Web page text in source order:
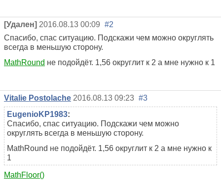
[Удален] 2016.08.13 00:09 #2
Спасибо, спас ситуацию. Подскажи чем можно округлять
всегда в меньшую сторону.
MathRound не подойдёт. 1,56 округлит к 2 а мне нужно к 1
Vitalie Postolache 2016.08.13 09:23 #3
EugenioKP1983:
Спасибо, спас ситуацию. Подскажи чем можно
округлять всегда в меньшую сторону.
MathRound не подойдёт. 1,56 округлит к 2 а мне нужно к
1
MathFloor()